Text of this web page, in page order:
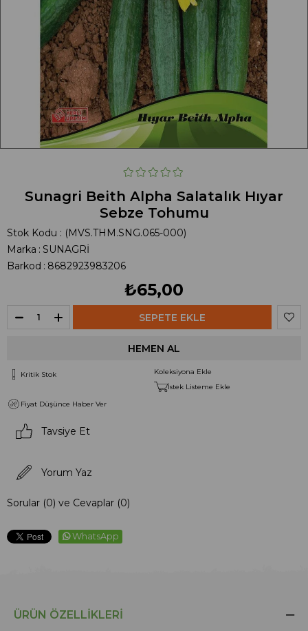
Sunagri Beith Alpha Salatalık Hıyar
Sebze Tohumu
Stok Kodu
(MVS.THM.SNG.065-000)
Marka : SUNAGRİ
Barkod : 8682923983206
₺65,00
Kritik Stok
Koleksiyona Ekle
İstek Listeme Ekle
Fiyat Düşünce Haber Ver
Tavsiye Et
Yorum Yaz
Sorular (0) ve Cevaplar (0)
WhatsApp
ÜRÜN ÖZELLIKLERI